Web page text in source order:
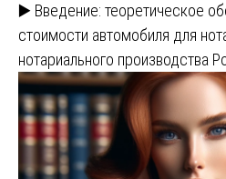
▶️ Введение: теоретическое
стоимости автомобиля для
нотариального производства